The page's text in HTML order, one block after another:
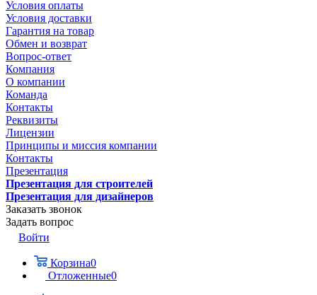
Условия оплаты
Условия доставки
Гарантия на товар
Обмен и возврат
Вопрос-ответ
Компания
О компании
Команда
Контакты
Реквизиты
Лицензии
Принципы и миссия компании
Контакты
Презентация
Презентация для строителей
Презентация для дизайнеров
Заказать звонок
Задать вопрос
Войти
Корзина0
Отложенные0